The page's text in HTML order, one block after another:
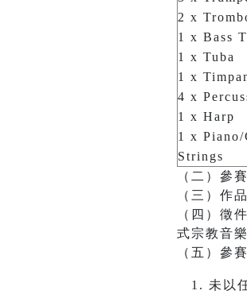
2 x
1 x Bass
1 x Tuba
1 x
4 x
1 x Harp
1 x Piano/
Strings
（二）參
（三）作
（四）徵
式宗教音
（五）參
未以